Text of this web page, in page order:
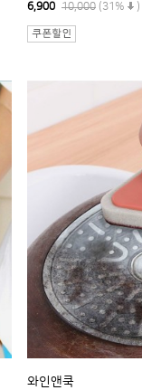
6,900 10,000 (31% )
와인앤쿡